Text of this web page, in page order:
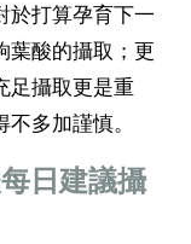
於打算孕育下一
葉酸的攝取；更
足攝取更是重
多加謹慎。
日建議攝